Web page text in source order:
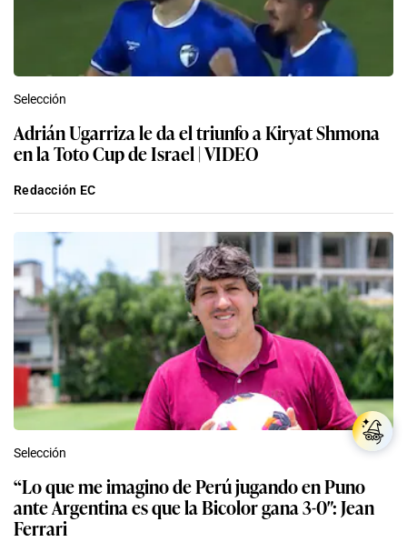
Selección
Adrián Ugarriza le da el triunfo a Kiryat Shmona
en la Toto Cup de Israel | VIDEO
Redacción EC
Selección
“Lo que me imagino de Perú jugando en Puno
ante Argentina es que la Bicolor gana 3-0″: Jean
Ferrari